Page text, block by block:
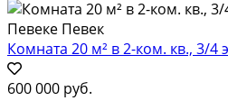
Комната 20 м² в 2-ком. кв., 3/4
600 000 руб.